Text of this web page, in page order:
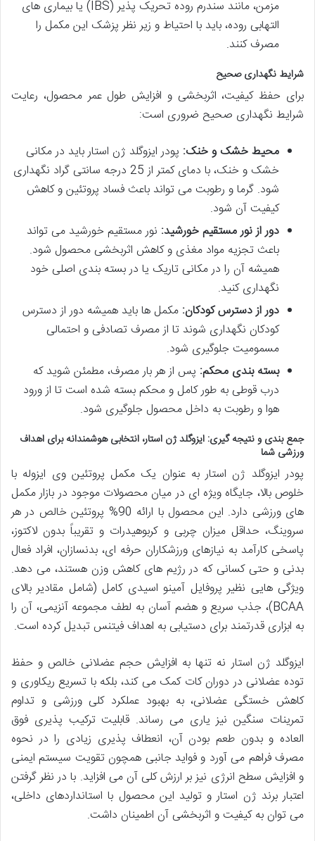
مزمن، مانند سندرم روده تحریک پذیر (IBS) یا بیماری های
التهابی روده، باید با احتیاط و زیر نظر پزشک این مکمل را
مصرف کنند.
شرایط نگهداری صحیح
برای حفظ کیفیت، اثربخشی و افزایش طول عمر محصول، رعایت
شرایط نگهداری صحیح ضروری است:
محیط خشک و خنک: پودر ایزوگلد ژن استار باید در مکانی
خشک و خنک، با دمای کمتر از 25 درجه سانتی گراد نگهداری
شود. گرما و رطوبت می تواند باعث فساد پروتئین و کاهش
کیفیت آن شود.
دور از نور مستقیم خورشید: نور مستقیم خورشید می تواند
باعث تجزیه مواد مغذی و کاهش اثربخشی محصول شود.
همیشه آن را در مکانی تاریک یا در بسته بندی اصلی خود
نگهداری کنید.
دور از دسترس کودکان: مکمل ها باید همیشه دور از دسترس
کودکان نگهداری شوند تا از مصرف تصادفی و احتمالی
مسمومیت جلوگیری شود.
بسته بندی محکم: پس از هر بار مصرف، مطمئن شوید که
درب قوطی به طور کامل و محکم بسته شده است تا از ورود
هوا و رطوبت به داخل محصول جلوگیری شود.
جمع بندی و نتیجه گیری: ایزوگلد ژن استار، انتخابی هوشمندانه برای اهداف
ورزشی شما
پودر ایزوگلد ژن استار به عنوان یک مکمل پروتئین وی ایزوله با
خلوص بالا، جایگاه ویژه ای در میان محصولات موجود در بازار مکمل
های ورزشی دارد. این محصول با ارائه 90% پروتئین خالص در هر
سروینگ، حداقل میزان چربی و کربوهیدرات و تقریباً بدون لاکتوز،
پاسخی کارآمد به نیازهای ورزشکاران حرفه ای، بدنسازان، افراد فعال
بدنی و حتی کسانی که در رژیم های کاهش وزن هستند، می دهد.
ویژگی هایی نظیر پروفایل آمینو اسیدی کامل (شامل مقادیر بالای
BCAA)، جذب سریع و هضم آسان به لطف مجموعه آنزیمی، آن را
به ابزاری قدرتمند برای دستیابی به اهداف فیتنس تبدیل کرده است.
ایزوگلد ژن استار نه تنها به افزایش حجم عضلانی خالص و حفظ
توده عضلانی در دوران کات کمک می کند، بلکه با تسریع ریکاوری و
کاهش خستگی عضلانی، به بهبود عملکرد کلی ورزشی و تداوم
تمرینات سنگین نیز یاری می رساند. قابلیت ترکیب پذیری فوق
العاده و بدون طعم بودن آن، انعطاف پذیری زیادی را در نحوه
مصرف فراهم می آورد و فواید جانبی همچون تقویت سیستم ایمنی
و افزایش سطح انرژی نیز بر ارزش کلی آن می افزاید. با در نظر گرفتن
اعتبار برند ژن استار و تولید این محصول با استانداردهای داخلی،
می توان به کیفیت و اثربخشی آن اطمینان داشت.